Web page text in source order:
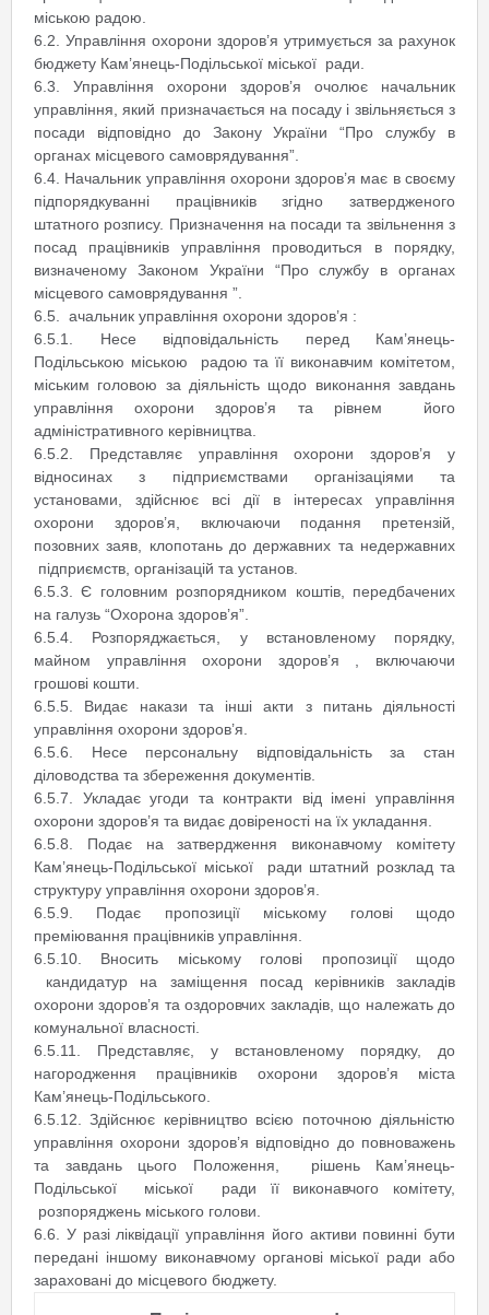
міською радою.
6.2. Управління охорони здоров’я утримується за рахунок
бюджету Кам’янець-Подільської міської ради.
6.3. Управління охорони здоров’я очолює начальник
управління, який призначається на посаду і звільняється з
посади відповідно до Закону України “Про службу в
органах місцевого самоврядування”.
6.4. Начальник управління охорони здоров’я має в своєму
підпорядкуванні працівників згідно затвердженого
штатного розпису. Призначення на посади та звільнення з
посад працівників управління проводиться в порядку,
визначеному Законом України “Про службу в органах
місцевого самоврядування ”.
6.5. ачальник управління охорони здоров’я :
6.5.1. Несе відповідальність перед Кам’янець-
Подільською міською радою та її виконавчим комітетом,
міським головою за діяльність щодо виконання завдань
управління охорони здоров’я та рівнем його
адміністративного керівництва.
6.5.2. Представляє управління охорони здоров’я у
відносинах з підприємствами організаціями та
установами, здійснює всі дії в інтересах управління
охорони здоров’я, включаючи подання претензій,
позовних заяв, клопотань до державних та недержавних
підприємств, організацій та установ.
6.5.3. Є головним розпорядником коштів, передбачених
на галузь “Охорона здоров’я”.
6.5.4. Розпоряджається, у встановленому порядку,
майном управління охорони здоров’я , включаючи
грошові кошти.
6.5.5. Видає накази та інші акти з питань діяльності
управління охорони здоров’я.
6.5.6. Несе персональну відповідальність за стан
діловодства та збереження документів.
6.5.7. Укладає угоди та контракти від імені управління
охорони здоров’я та видає довіреності на їх укладання.
6.5.8. Подає на затвердження виконавчому комітету
Кам’янець-Подільської міської ради штатний розклад та
структуру управління охорони здоров’я.
6.5.9. Подає пропозиції міському голові щодо
преміювання працівників управління.
6.5.10. Вносить міському голові пропозиції щодо
кандидатур на заміщення посад керівників закладів
охорони здоров’я та оздоровчих закладів, що належать до
комунальної власності.
6.5.11. Представляє, у встановленому порядку, до
нагородження працівників охорони здоров’я міста
Кам’янець-Подільського.
6.5.12. Здійснює керівництво всією поточною діяльністю
управління охорони здоров’я відповідно до повноважень
та завдань цього Положення, рішень Кам’янець-
Подільської міської ради її виконавчого комітету,
розпоряджень міського голови.
6.6. У разі ліквідації управління його активи повинні бути
передані іншому виконавчому органові міської ради або
зараховані до місцевого бюджету.